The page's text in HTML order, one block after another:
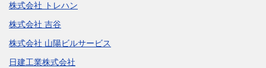
株式会社 トレハン
株式会社 吉谷
株式会社 山陽ビルサービス
日建工業株式会社